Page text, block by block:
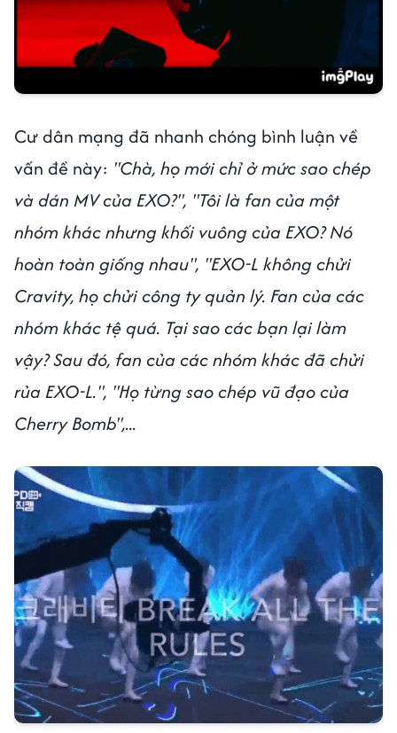
Cư dân mạng đã nhanh chóng bình luận về
vấn đề này: "Chà, họ mới chỉ ở mức sao chép
và dán MV của EXO?", "Tôi là fan của một
nhóm khác nhưng khối vuông của EXO? Nó
hoàn toàn giống nhau", "EXO-L không chửi
Cravity, họ chửi công ty quản lý. Fan của các
nhóm khác tệ quá. Tại sao các bạn lại làm
vậy? Sau đó, fan của các nhóm khác đã chửi
rủa EXO-L.", "Họ từng sao chép vũ đạo của
Cherry Bomb",...